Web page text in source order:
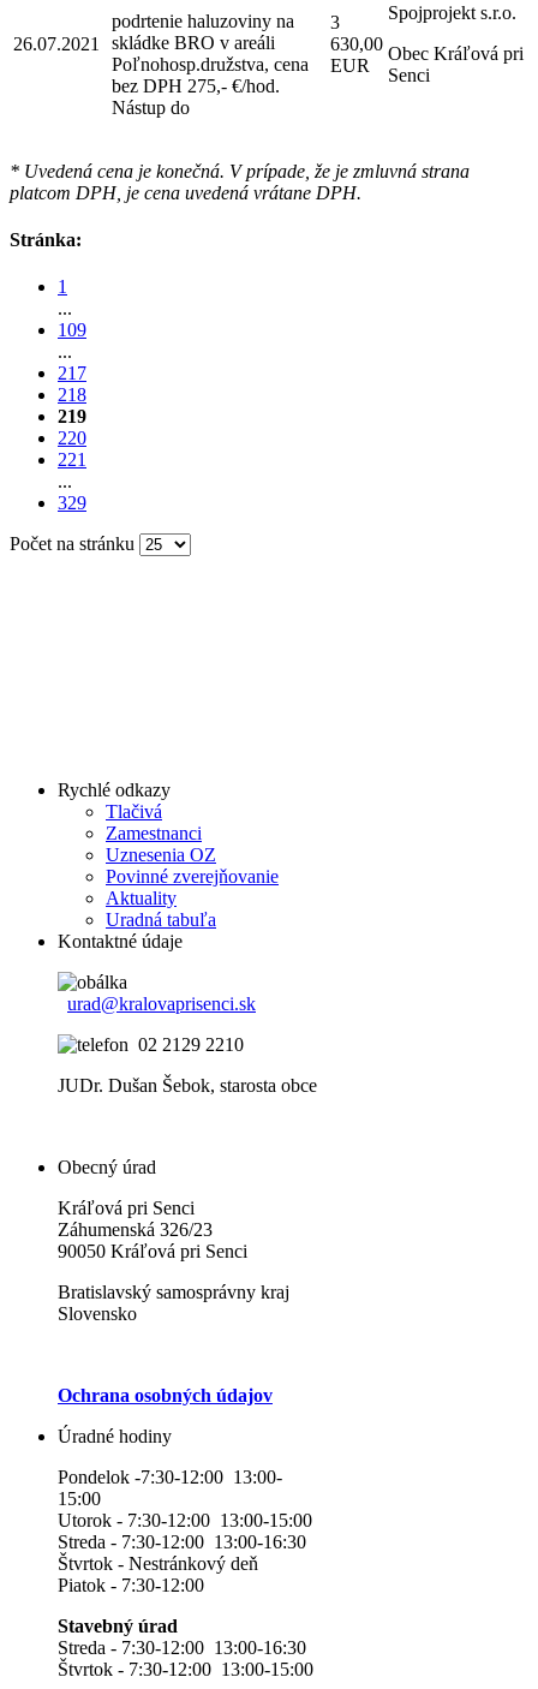
26.07.2021
podrtenie haluzoviny na
skládke BRO v areáli
Poľnohosp.družstva, cena
bez DPH 275,- €/hod.
Nástup do
3
630,00
EUR
Spojprojekt s.r.o.
Obec Kráľová pri
Senci
* Uvedená cena je konečná. V prípade, že je zmluvná strana
platcom DPH, je cena uvedená vrátane DPH.
Stránka:
1
...
109
...
217
218
219
220
221
...
329
Počet na stránku
Rychlé odkazy
Tlačivá
Zamestnanci
Uznesenia OZ
Povinné zverejňovanie
Aktuality
Uradná tabuľa
Kontaktné údaje
urad@kralovaprisenci.sk
02 2129 2210
JUDr. Dušan Šebok, starosta obce
Obecný úrad
Kráľová pri Senci
Záhumenská 326/23
90050 Kráľová pri Senci
Bratislavský samosprávny kraj
Slovensko
Ochrana osobných údajov
Úradné hodiny
Pondelok -7:30-12:00 13:00-
15:00
Utorok - 7:30-12:00 13:00-15:00
Streda - 7:30-12:00 13:00-16:30
Štvrtok - Nestránkový deň
Piatok - 7:30-12:00
Stavebný úrad
Streda - 7:30-12:00 13:00-16:30
Štvrtok - 7:30-12:00 13:00-15:00